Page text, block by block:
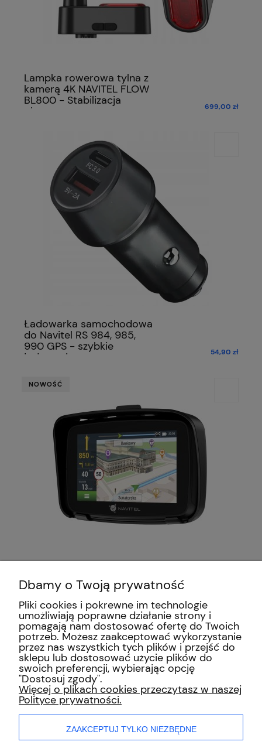
Lampka rowerowa tylna z
kamerą 4K NAVITEL FLOW
BL800 - Stabilizacja
obrazu 699,00 zł
Ładowarka samochodowa
do Navitel RS 984, 985,
990 GPS - szybkie
ładowanie 54,90 zł
Navitel G590 MOTO -
wodoodporna - 47 map +
Gratis
NOWOŚĆ
« 1 2 3 4 »
INFORMACJE
ZAKUPY
Dbamy o Twoją prywatność
Pliki cookies i pokrewne im technologie
umożliwiają poprawne działanie strony i
pomagają nam dostosować ofertę do Twoich
potrzeb. Możesz zaakceptować wykorzystanie
przez nas wszystkich tych plików i przejść do
sklepu lub dostosować użycie plików do
swoich preferencji, wybierając opcję
"Dostosuj zgody".
Więcej o plikach cookies przeczytasz w naszej
Polityce prywatności.
ZAAKCEPTUJ TYLKO NIEZBĘDNE